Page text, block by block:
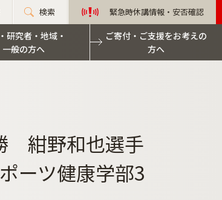
検索 緊急時休講情報・安否確認
研究者・地域・
一般の方へ
ご寄付・ご支援をお考えの
方へ
紺野和也選手
ーツ健康学部3